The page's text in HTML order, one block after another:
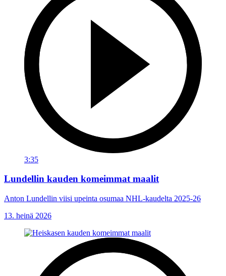
3:35
Lundellin kauden komeimmat maalit
Anton Lundellin viisi upeinta osumaa NHL-kaudelta 2025-26
13. heinä 2026